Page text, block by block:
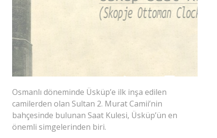
Osmanlı döneminde Üsküp’e ilk inşa edilen
camilerden olan Sultan 2. Murat Camii’nin
bahçesinde bulunan Saat Kulesi, Üsküp’ün en
önemli simgelerinden biri.